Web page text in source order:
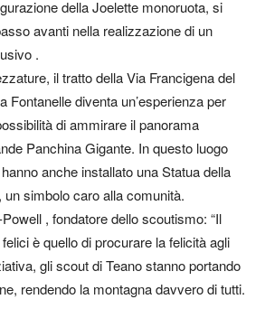
della Joelette monoruota, si
avanti nella realizzazione di un
.
il tratto della Via Francigena del
Fontanelle diventa un’esperienza per
di ammirare il panorama
Panchina Gigante. In questo luogo
anche installato una Statua della
simbolo caro alla comunità.
, fondatore dello scoutismo: “Il
è quello di procurare la felicità agli
gli scout di Teano stanno portando
rendendo la montagna davvero di tutti.